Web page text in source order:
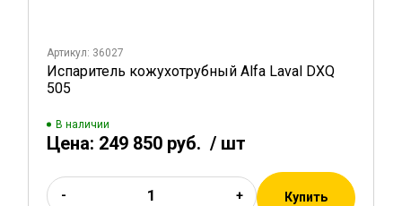
Артикул: 36027
Испаритель кожухотрубный Alfa Laval DXQ
505
В наличии
Цена: 249 850 руб. / шт
- + Купить